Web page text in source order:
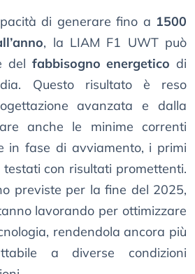
di generare fino a 1500
, la LIAM F1 UWT può
del fabbisogno energetico di
Questo risultato è reso
avanzata e dalla
anche le minime correnti
in fase di avviamento, i primi
con risultati promettenti.
previste per la fine del 2025,
lavorando per ottimizzare
rendendola ancora più
a diverse condizioni